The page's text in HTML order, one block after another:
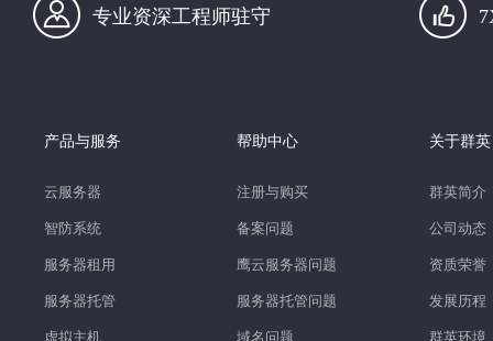
专业资深工程师驻守
产品与服务
云服务器
智防系统
服务器租用
服务器托管
虚拟主机
帮助中心
注册与购买
备案问题
鹰云服务器问题
服务器托管问题
域名问题
关于群英
群英简介
公司动态
资质荣誉
发展历程
群英环境